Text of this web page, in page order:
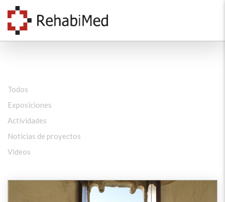
Todos
Exposiciones
Actividades
Noticias de proyectos
Videos